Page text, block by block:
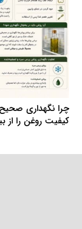
چرا نگهداری
کیفیت روغن را از